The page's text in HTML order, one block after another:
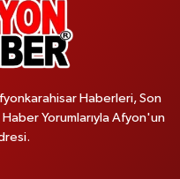
Haberleri, Son
Haber Yorumlarıyla Afyon'un